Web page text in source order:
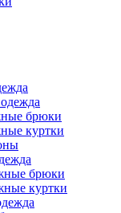
брюки
куртки
брюки
куртки